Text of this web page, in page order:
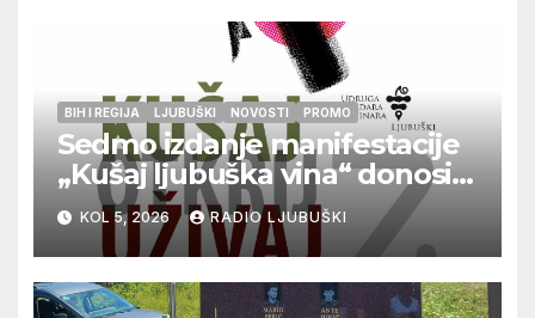
BIH I REGIJA LJUBUŠKI NOVOSTI PROMO
Sedmo izdanje manifestacije
„Kušaj ljubuška vina“ donosi
vrhunska vina, gastronomiju i
glazbu
KOL 5, 2026 RADIO LJUBUŠKI